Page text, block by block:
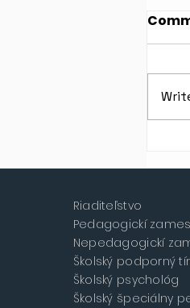
Riaditeľstvo
Pedagogickí
Nepedagogickí
Školský podporný
Školský psychológ
Školský špeciálny